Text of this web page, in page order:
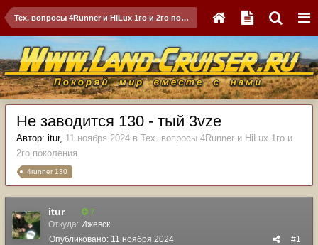
Тех. вопросы 4Runner и HiLux 1го и 2го поколения
Не заводится 130 - тый 3vze
Автор: itur, 11 ноября 2024 в Тех. вопросы 4Runner и HiLux 1го и
2го поколения
4runner 130
itur 7
Откуда: Ижевск
#1
Опубликовано: 11 ноября 2024